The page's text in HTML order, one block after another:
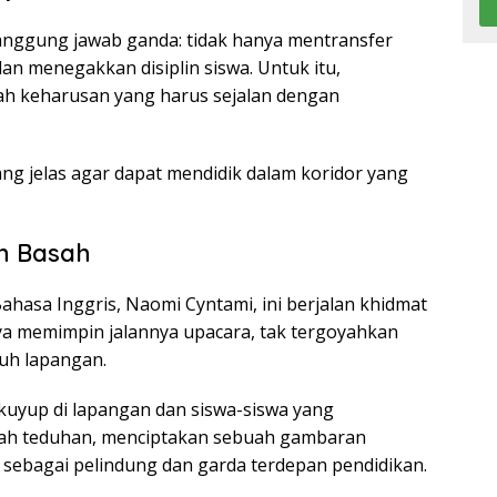
jawab ganda: tidak hanya mentransfer
menegakkan disiplin siswa. Untuk itu,
keharusan yang harus sejalan dengan
jelas agar dapat mendidik dalam koridor yang
Basah
Inggris, Naomi Cyntami, ini berjalan khidmat
memimpin jalannya upacara, tak tergoyahkan
lapangan.
di lapangan dan siswa-siswa yang
teduhan, menciptakan sebuah gambaran
pelindung dan garda terdepan pendidikan.